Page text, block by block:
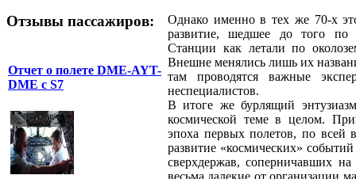
Отзывы пассажиров:
Отчет о полете DME-AYT-
DME с S7
Однако именно в тех же 70-х
развитие, шедшее до того по
Станции как летали по
Внешне менялись лишь их
там проводятся важные
неспециалистов.
В итоге же бурлящий
космической теме в целом.
эпоха первых полетов, по всей
развитие «космических»
сверхдержав, соперничавших
весьма далекие от организации